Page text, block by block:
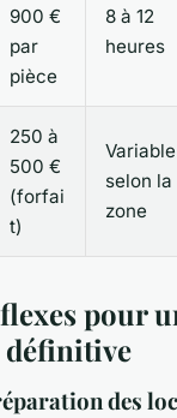
900 €
par
pièce
8 à 12
heures
250 à
500 €
(forfai
t)
Variable
selon la
zone
pour
des